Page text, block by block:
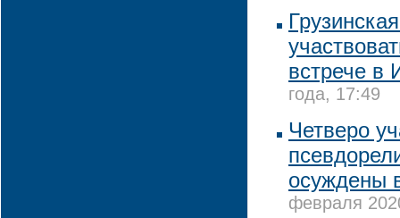
встрече в
года, 17:49
Четверо
осуждены
февраля